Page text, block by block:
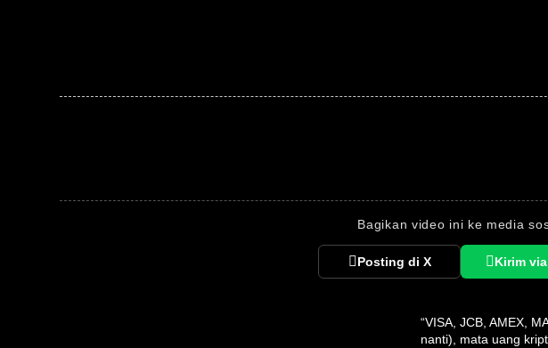
Bagikan video ini ke media
Posting di X Kirim
“VISA, JCB, AMEX,
nanti), mata uang